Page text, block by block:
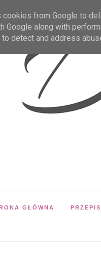
GŁÓWNA
from Google to
Google along with
detect and address